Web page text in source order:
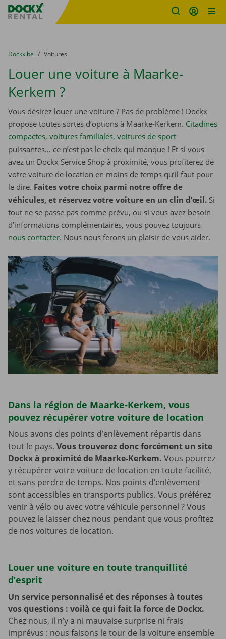
sitename
You are here:
du
Dockx.be to
Voitures
Louer une voiture à Maarke-
Kerkem ?
Vous désirez louer une voiture ? Pas de problème ! Dockx
propose toutes sortes d’options à Maarke-Kerkem. Citadines
compactes, voitures familiales, voitures de sport
puissantes… ce n’est pas le choix qui manque ! Et si vous
avez un Dockx Service Shop à proximité, vous profiterez de
votre voiture de location en moins de temps qu’il faut pour
le dire. Faites votre choix parmi notre offre de
véhicules, et réservez votre voiture en un clin d’œil. Si
tout ne se passe pas comme prévu, ou si vous avez besoin
d’informations complémentaires, vous pouvez toujours
nous contacter. Nous nous ferons un plaisir de vous aider.
Dans la région de Maarke-Kerkem, vous
pouvez récupérer votre voiture de location
Nous avons des points d’enlèvement répartis dans
tout le pays. Vous trouverez donc forcément un site
Dockx à proximité de Maarke-Kerkem. Vous pourrez
y récupérer votre voiture de location en toute facilité,
et sans perdre de temps. Nos points d’enlèvement
sont accessibles en transports publics. Vous préférez
venir à vélo ou avec votre véhicule personnel ? Vous
pouvez le laisser chez nous pendant que vous profitez
de nos voitures de location.
Louer une voiture en toute tranquillité
d’esprit
Un service personnalisé et des réponses à toutes
vos questions : voilà ce qui fait la force de Dockx.
Chez nous, il n’y a ni mauvaise surprise ni frais
imprévus : nous faisons le tour de la voiture ensemble